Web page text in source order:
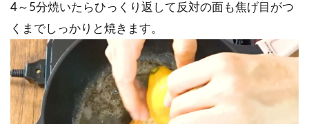
4～5分焼いたらひっくり返して反対の面も焦げ目がつ
くまでしっかりと焼きます。